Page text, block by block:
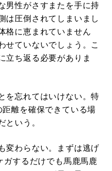
男性がさすまたを手に持
は圧倒されてしまいまし
格に恵まれていません
せていないでしょう。こ
立ち返る必要がありま
を忘れてはいけない。特
離を確保できている場
という。
変わらない。まずは逃げ
ガするだけでも馬鹿馬鹿